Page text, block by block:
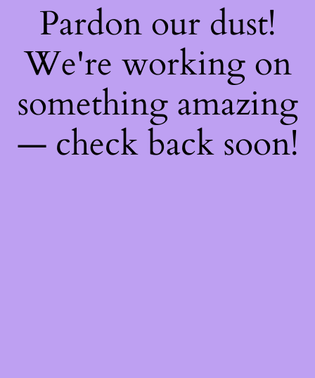
Pardon our dust!
We're working on
something amazing
— check back soon!